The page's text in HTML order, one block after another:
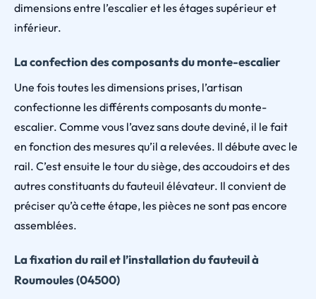
dimensions entre l’escalier et les étages supérieur et
inférieur.
La confection des composants du monte-escalier
Une fois toutes les dimensions prises, l’artisan
confectionne les différents composants du monte-
escalier. Comme vous l’avez sans doute deviné, il le fait
en fonction des mesures qu’il a relevées. Il débute avec le
rail. C’est ensuite le tour du siège, des accoudoirs et des
autres constituants du fauteuil élévateur. Il convient de
préciser qu’à cette étape, les pièces ne sont pas encore
assemblées.
La fixation du rail et l’installation du fauteuil à
Roumoules (04500)